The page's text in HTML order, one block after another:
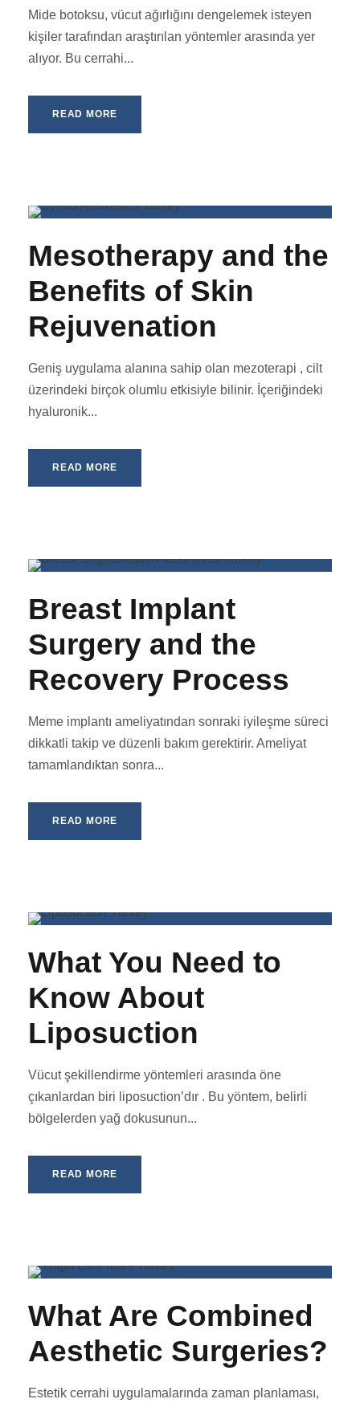
Mide botoksu, vücut ağırlığını dengelemek isteyen
kişiler tarafından araştırılan yöntemler arasında yer
alıyor. Bu cerrahi...
READ MORE
Mesotherapy and the
Benefits of Skin
Rejuvenation
Geniş uygulama alanına sahip olan mezoterapi , cilt
üzerindeki birçok olumlu etkisiyle bilinir. İçeriğindeki
hyaluronik...
READ MORE
Breast Implant
Surgery and the
Recovery Process
Meme implantı ameliyatından sonraki iyileşme süreci
dikkatli takip ve düzenli bakım gerektirir. Ameliyat
tamamlandıktan sonra...
READ MORE
What You Need to
Know About
Liposuction
Vücut şekillendirme yöntemleri arasında öne
çıkanlardan biri liposuction’dır . Bu yöntem, belirli
bölgelerden yağ dokusunun...
READ MORE
What Are Combined
Aesthetic Surgeries?
Estetik cerrahi uygulamalarında zaman planlaması,